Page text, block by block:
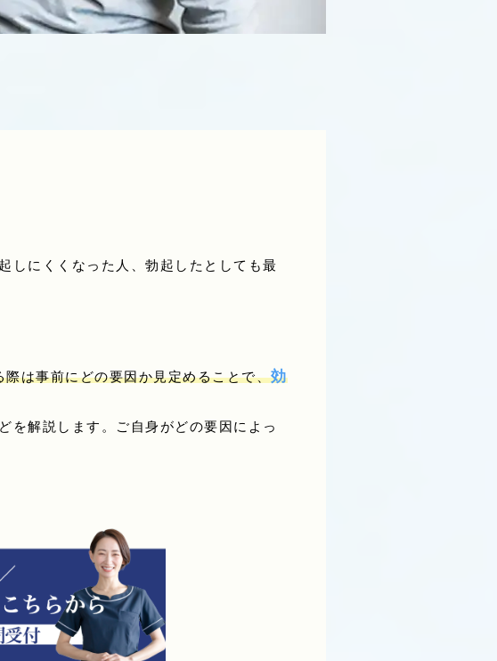
しにくくなった人、勃起したとしても最
は事前にどの要因か見定めることで、効
を解説します。ご自身がどの要因によっ